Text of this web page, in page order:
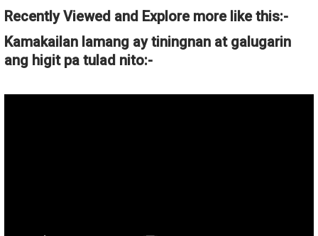
Recently Viewed and Explore more like this:-
Kamakailan lamang ay tiningnan at galugarin
ang higit pa tulad nito:-